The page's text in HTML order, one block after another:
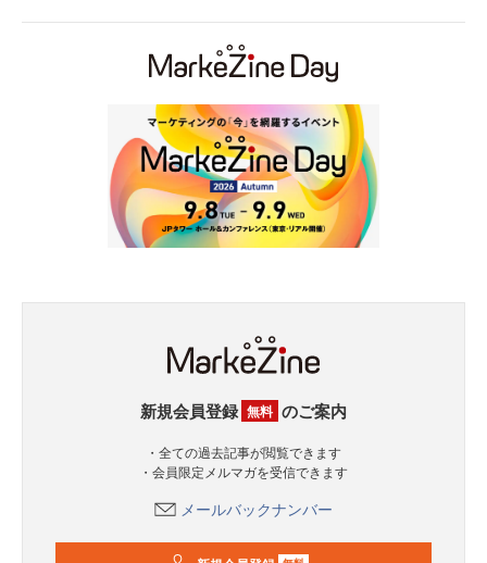
新規会員登録 無料 のご案内
・全ての過去記事が閲覧できます
・会員限定メルマガを受信できます
メールバックナンバー